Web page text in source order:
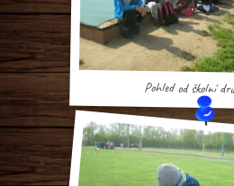
Pohled od školní